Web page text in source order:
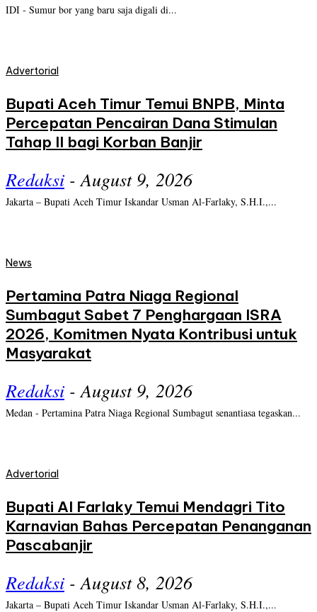
IDI - Sumur bor yang baru saja digali di...
Advertorial
Bupati Aceh Timur Temui BNPB, Minta
Percepatan Pencairan Dana Stimulan
Tahap II bagi Korban Banjir
Redaksi - August 9, 2026
Jakarta – Bupati Aceh Timur Iskandar Usman Al-Farlaky, S.H.I.,...
News
Pertamina Patra Niaga Regional
Sumbagut Sabet 7 Penghargaan ISRA
2026, Komitmen Nyata Kontribusi untuk
Masyarakat
Redaksi - August 9, 2026
Medan - Pertamina Patra Niaga Regional Sumbagut senantiasa tegaskan...
Advertorial
Bupati Al Farlaky Temui Mendagri Tito
Karnavian Bahas Percepatan Penanganan
Pascabanjir
Redaksi - August 8, 2026
Jakarta – Bupati Aceh Timur Iskandar Usman Al-Farlaky, S.H.I.,...